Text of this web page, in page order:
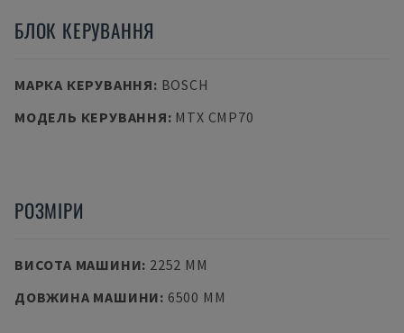
БЛОК КЕРУВАННЯ
МАРКА КЕРУВАННЯ: BOSCH
МОДЕЛЬ КЕРУВАННЯ: MTX CMP70
РОЗМІРИ
ВИСОТА МАШИНИ: 2252 MM
ДОВЖИНА МАШИНИ: 6500 MM